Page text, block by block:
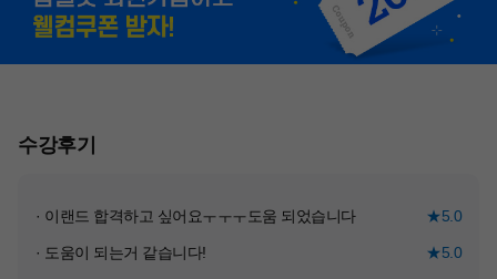
수강후기
· 이랜드 합격하고 싶어요ㅜㅜㅜ도움 되었습니다 ★5.0
· 도움이 되는거 같습니다! ★5.0